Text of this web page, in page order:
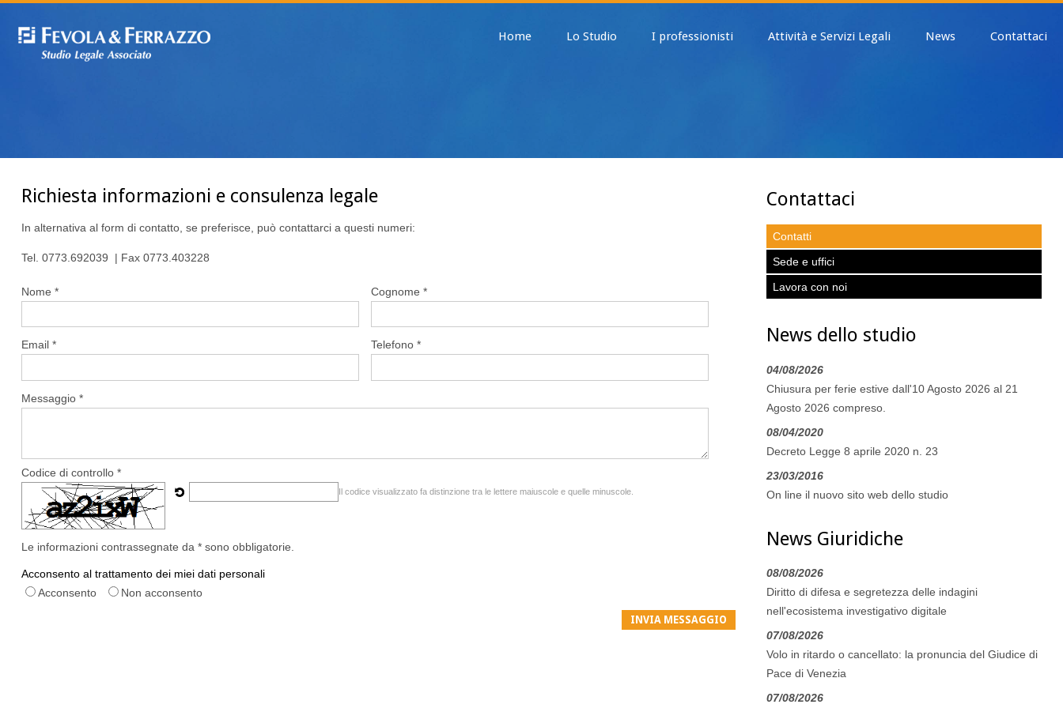
Home Lo Studio I professionisti Attività e Servizi Legali News Contattaci
Richiesta informazioni e consulenza legale
In alternativa al form di contatto, se preferisce, può contattarci a questi numeri:
Tel. 0773.692039 | Fax 0773.403228
Nome * Cognome *
Email * Telefono *
Messaggio *
Codice di controllo *
Il codice visualizzato fa distinzione tra le lettere maiuscole e quelle minuscole.
Le informazioni contrassegnate da * sono obbligatorie.
Acconsento al trattamento dei miei dati personali
Acconsento
Non acconsento
Contattaci
Contatti
Sede e uffici
Lavora con noi
News dello studio
04/08/2026
Chiusura per ferie estive dall'10 Agosto 2026 al 21
Agosto 2026 compreso.
08/04/2020
Decreto Legge 8 aprile 2020 n. 23
23/03/2016
On line il nuovo sito web dello studio
News Giuridiche
08/08/2026
Diritto di difesa e segretezza delle indagini
nell'ecosistema investigativo digitale
07/08/2026
Volo in ritardo o cancellato: la pronuncia del Giudice di
Pace di Venezia
07/08/2026